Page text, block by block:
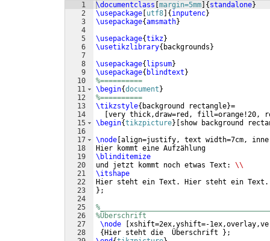
1
2
3
4
5
6
7
8
9
10
11
12
13
14
15
16
17
18
19
20
21
22
23
24
25
26
27
28
\documentclass margin=5mm { standalone}
\usepackage utf8 { inputenc}
\usepackage{amsmath}
\usepackage{tikz}
\usetikzlibrary{ backgrounds }
\usepackage{ lipsum}
\usepackage{ blindtext }
%==========
\begin{document }
%==========
\tikzstyle{ background rectangle}=
very thick,draw=red, fill=orange!20,
\begin{tikzpicture}
show background
\node align=justify, text width=7cm, inner
Hier kommt eine Aufzählung
\blinditemize
und jetzt kommt noch etwas Text: \\
\itshape
Hier steht ein Text. Hier steht ein
} ;
%Überschrift
\node
xshift=2ex,yshift=-
{ Hier steht die  Überschrift } ;